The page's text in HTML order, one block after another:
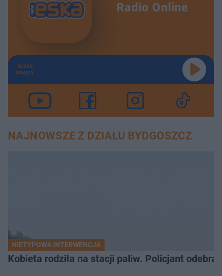
Radio Online
TERAZ
GRAMY
NAJNOWSZE Z DZIAŁU BYDGOSZCZ
NIETYPOWA INTERWENCJA
Kobieta rodziła na stacji paliw. Policjant